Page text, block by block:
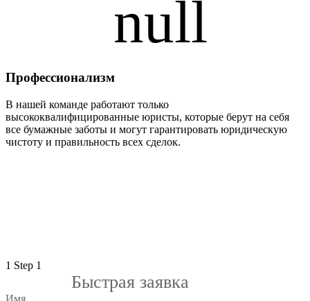
Профессионализм
В нашей команде работают только
высококвалифицированные юристы, которые берут на себя
все бумажные заботы и могут гарантировать юридическую
чистоту и правильность всех сделок.
1 Step 1
Быстрая заявка
Имя